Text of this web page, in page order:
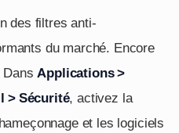
des filtres anti-
du marché. Encore
DansApplications >
> Sécurité, activez la
et les logiciels